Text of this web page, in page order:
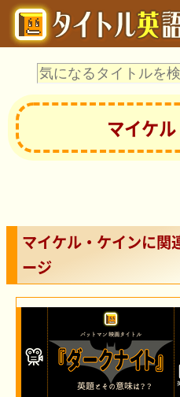
マイケ
マイケル・ケインに関
ージ